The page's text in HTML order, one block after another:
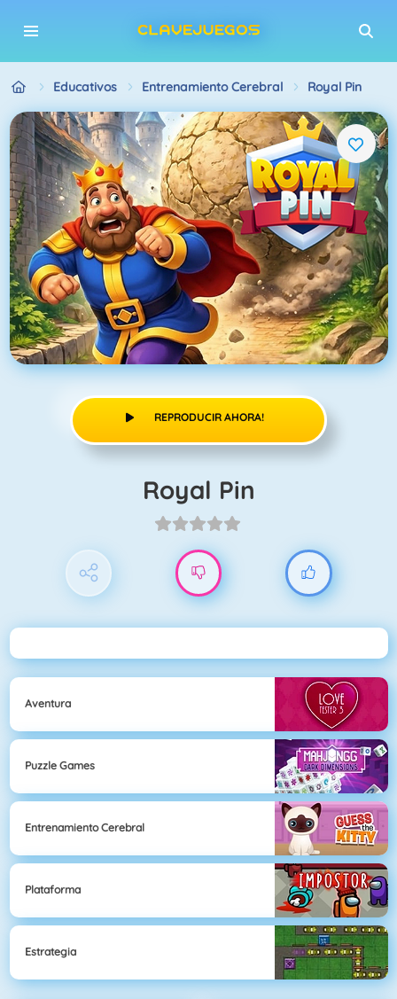
Educativos Entrenamiento Cerebral Royal Pin
REPRODUCIR AHORA!
Royal Pin
Aventura
Puzzle Games
Entrenamiento Cerebral
Plataforma
Estrategia